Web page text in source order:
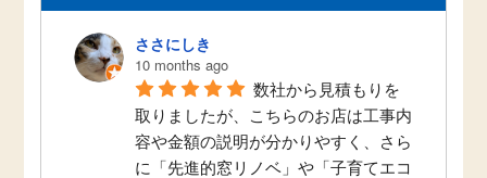
ささにしき
10 months ago
数社から見積もりを
取りましたが、こちらのお店は工事内
容や金額の説明が分かりやすく、さら
に「先進的窓リノベ」や「子育てエコ